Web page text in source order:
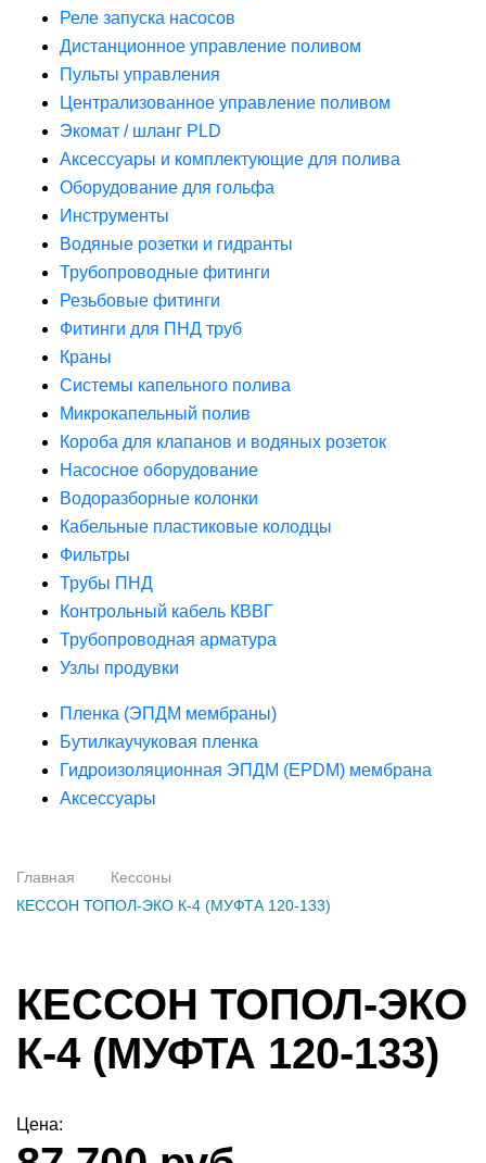
Реле запуска насосов
Дистанционное управление поливом
Пульты управления
Централизованное управление поливом
Экомат / шланг PLD
Аксессуары и комплектующие для полива
Оборудование для гольфа
Инструменты
Водяные розетки и гидранты
Трубопроводные фитинги
Резьбовые фитинги
Фитинги для ПНД труб
Краны
Системы капельного полива
Микрокапельный полив
Короба для клапанов и водяных розеток
Насосное оборудование
Водоразборные колонки
Кабельные пластиковые колодцы
Фильтры
Трубы ПНД
Контрольный кабель КВВГ
Трубопроводная арматура
Узлы продувки
Пленка (ЭПДМ мембраны)
Бутилкаучуковая пленка
Гидроизоляционная ЭПДМ (EPDM) мембрана
Аксессуары
Главная
Кессоны
КЕССОН ТОПОЛ-ЭКО К-4 (МУФТА 120-133)
КЕССОН ТОПОЛ-ЭКО
К-4 (МУФТА 120-133)
Цена: